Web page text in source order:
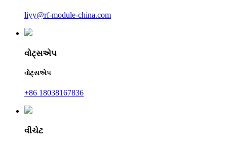
liyy@rf-module-china.com
વોટ્સએપ
વોટ્સએપ
+86 18038167836
વીચેટ